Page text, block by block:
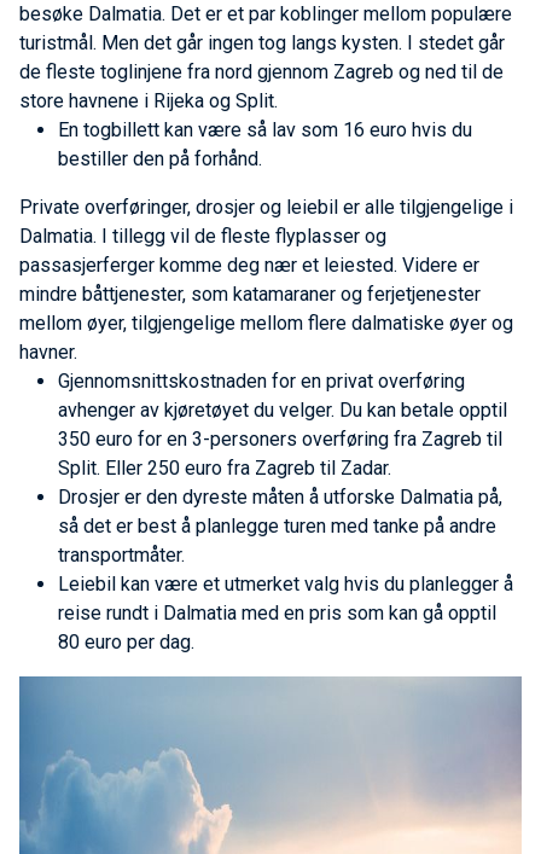
besøke Dalmatia. Det er et par koblinger mellom populære
turistmål. Men det går ingen tog langs kysten. I stedet går
de fleste toglinjene fra nord gjennom Zagreb og ned til de
store havnene i Rijeka og Split.
En togbillett kan være så lav som 16 euro hvis du
bestiller den på forhånd.
Private overføringer, drosjer og leiebil er alle tilgjengelige i
Dalmatia. I tillegg vil de fleste flyplasser og
passasjerferger komme deg nær et leiested. Videre er
mindre båttjenester, som katamaraner og ferjetjenester
mellom øyer, tilgjengelige mellom flere dalmatiske øyer og
havner.
Gjennomsnittskostnaden for en privat overføring
avhenger av kjøretøyet du velger. Du kan betale opptil
350 euro for en 3-personers overføring fra Zagreb til
Split. Eller 250 euro fra Zagreb til Zadar.
Drosjer er den dyreste måten å utforske Dalmatia på,
så det er best å planlegge turen med tanke på andre
transportmåter.
Leiebil kan være et utmerket valg hvis du planlegger å
reise rundt i Dalmatia med en pris som kan gå opptil
80 euro per dag.